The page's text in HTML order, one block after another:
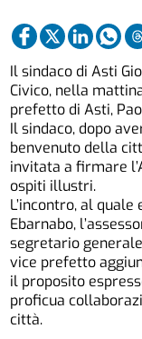
Il sindaco di Asti
Civico, nella
prefetto di Asti,
Il sindaco, dopo
benvenuto della
invitata a firmare
ospiti illustri.
L’incontro, al
Ebarnabo,
segretario
vice prefetto
il proposito
proficua
città.